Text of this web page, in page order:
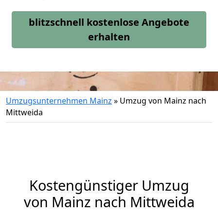
blitzschnell kostenlose Angebote
erhalten
Umzugsunternehmen Mainz » Umzug von Mainz nach
Mittweida
Kostengünstiger Umzug
von Mainz nach Mittweida